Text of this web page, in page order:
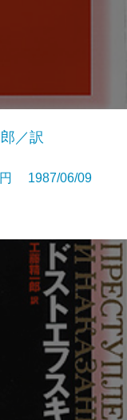
／訳
1987/06/09